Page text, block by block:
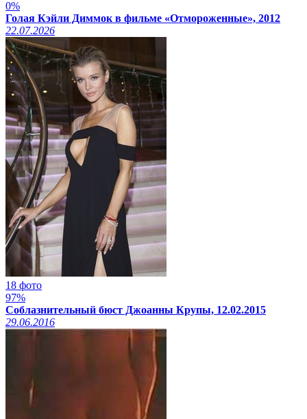
0%
Голая Кэйли Диммок в фильме «Отмороженные», 2012
22.07.2026
18 фото
97%
Соблазнительный бюст Джоанны Крупы, 12.02.2015
29.06.2016